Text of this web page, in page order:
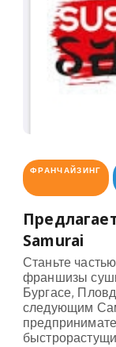
ФРАНЧАЙЗИНГ
Samurai
Станьте
франшизы
Бургасе,
следующим